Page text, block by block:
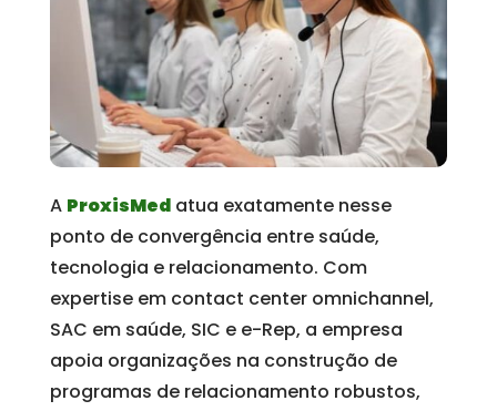
A ProxisMedatua exatamente nesse
ponto de convergência entre saúde,
tecnologia e relacionamento. Com
expertise em contact center omnichannel,
SAC em saúde, SIC e e-Rep, a empresa
apoia organizações na construção de
programas de relacionamento robustos,